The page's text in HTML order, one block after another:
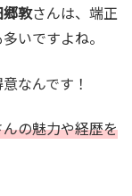
敦さんは、端正
いですよね。
なんです！
の魅力や経歴を